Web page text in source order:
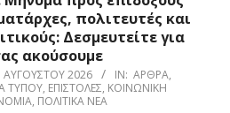
πολιτευτές και
Δεσμευτείτε για
ακούσουμε
ΑΥΓΟΎΣΤΟΥ 2026 IN: ΆΡΘΡΑ,
ΤΎΠΟΥ, ΕΠΙΣΤΟΛΈΣ, ΚΟΙΝΩΝΙΚΉ
, ΠΟΛΙΤΙΚΆ ΝΈΑ